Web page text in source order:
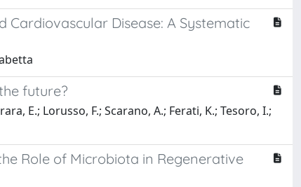
Disease: A Systematic
future?
E.; Lorusso, F.; Scarano, A.; Ferati, K.; Tesoro, I.;
Role of Microbiota in Regenerative